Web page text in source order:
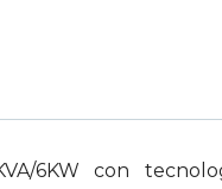
6KW con